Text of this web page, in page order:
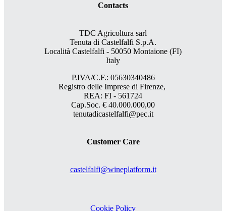
Contacts
TDC Agricoltura sarl
Tenuta di Castelfalfi S.p.A.
Località Castelfalfi - 50050 Montaione (FI)
Italy
P.IVA/C.F.: 05630340486
Registro delle Imprese di Firenze,
REA: FI - 561724
Cap.Soc. € 40.000.000,00
tenutadicastelfalfi@pec.it
Customer Care
castelfalfi@wineplatform.it
Cookie Policy